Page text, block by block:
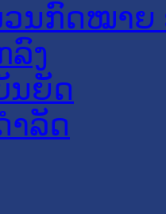
ນກົດໝາຍ
ລົງ
ນຍັດ
າລັດ